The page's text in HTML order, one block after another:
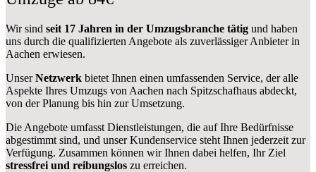
Wir sind seit 17 Jahren in der Umzugsbranche tätig und haben
uns durch die qualifizierten Angebote als zuverlässiger Anbieter in
Aachen erwiesen.
UnserNetzwerk bietet Ihnen einen umfassenden Service, der alle
Aspekte Ihres Umzugs von Aachen nach Spitzschafhaus abdeckt,
von der Planung bis hin zur Umsetzung.
Die Angebote umfasst Dienstleistungen, die auf Ihre Bedürfnisse
abgestimmt sind, und unser Kundenservice steht Ihnen jederzeit zur
Verfügung. Zusammen können wir Ihnen dabei helfen, Ihr Ziel
stressfrei und reibungslos zu erreichen.